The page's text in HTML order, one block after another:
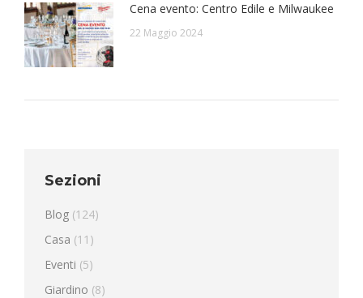
Cena evento: Centro Edile e Milwaukee
22 Maggio 2024
Sezioni
Blog (124)
Casa (11)
Eventi (5)
Giardino (8)